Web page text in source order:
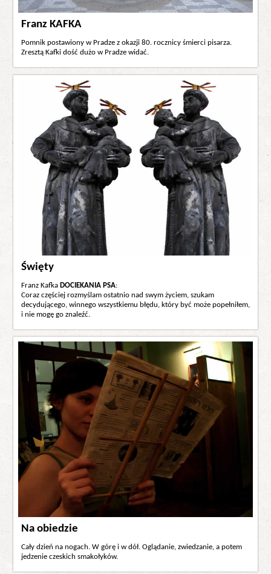
Franz KAFKA
Pomnik postawiony w Pradze z okazji 80. rocznicy śmierci pisarza.
Zresztą Kafki dość dużo w Pradze widać.
Święty
Franz Kafka DOCIEKANIA PSA:
Coraz częściej rozmyślam ostatnio nad swym życiem, szukam
decydującego, winnego wszystkiemu błędu, który być może popełniłem,
i nie mogę go znaleźć.
Na obiedzie
Cały dzień na nogach. W górę i w dół. Oglądanie, zwiedzanie, a potem
jedzenie czeskich smakołyków.